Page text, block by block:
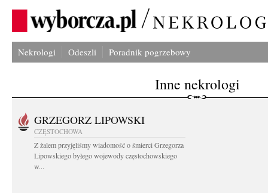
Nekrologi Odeszli Poradnik pogrzebowy
Inne nekrologi
GRZEGORZ LIPOWSKI
CZĘSTOCHOWA
Z żalem przyjęliśmy wiadomość o śmierci Grzegorza
Lipowskiego byłego wojewody częstochowskiego
w...